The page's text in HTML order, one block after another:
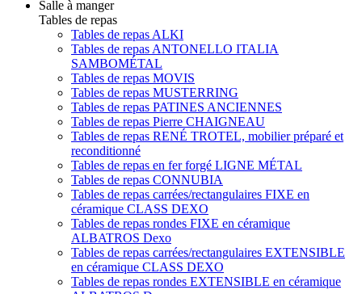
Salle à manger
Tables de repas
Tables de repas ALKI
Tables de repas ANTONELLO ITALIA
SAMBOMÉTAL
Tables de repas MOVIS
Tables de repas MUSTERRING
Tables de repas PATINES ANCIENNES
Tables de repas Pierre CHAIGNEAU
Tables de repas RENÉ TROTEL, mobilier préparé et
reconditionné
Tables de repas en fer forgé LIGNE MÉTAL
Tables de repas CONNUBIA
Tables de repas carrées/rectangulaires FIXE en
céramique CLASS DEXO
Tables de repas rondes FIXE en céramique
ALBATROS Dexo
Tables de repas carrées/rectangulaires EXTENSIBLE
en céramique CLASS DEXO
Tables de repas rondes EXTENSIBLE en céramique